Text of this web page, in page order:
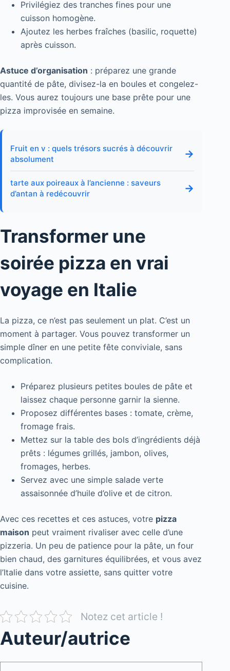
Privilégiez des tranches fines pour une
cuisson homogène.
Ajoutez les herbes fraîches (basilic, roquette)
après cuisson.
Astuce d’organisation : préparez une grande
quantité de pâte, divisez-la en boules et congelez-
les. Vous aurez toujours une base prête pour une
pizza improvisée en semaine.
Fruit en v : quels trésors sucrés à découvrir
absolument
→
tarte aux poireaux à l’ancienne : saveurs
d’antan à redécouvrir
→
Transformer une
soirée pizza en vrai
voyage en Italie
La pizza, ce n’est pas seulement un plat. C’est un
moment à partager. Vous pouvez transformer un
simple dîner en une petite fête conviviale, sans
complication.
Préparez plusieurs petites boules de pâte et
laissez chaque personne garnir la sienne.
Proposez différentes bases : tomate, crème,
fromage frais.
Mettez sur la table des bols d’ingrédients déjà
prêts : légumes grillés, jambon, olives,
fromages, herbes.
Servez avec une simple salade verte
assaisonnée d’huile d’olive et de citron.
Avec ces recettes et ces astuces, votre pizza
maison peut vraiment rivaliser avec celle d’une
pizzeria. Un peu de patience pour la pâte, un four
bien chaud, des garnitures équilibrées, et vous avez
l’Italie dans votre assiette, sans quitter votre
cuisine.
Notez cet article !
Auteur/autrice